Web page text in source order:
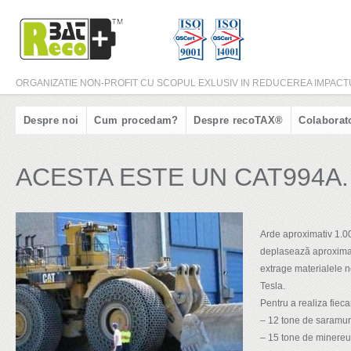
ORGANIZATIE NON-PROFIT CU SCOPUL EXLUSIV IN REDUCEREA
Despre noi Cum procedam? Despre recoTAX®
ACESTA ESTE UN CAT994A.
Arde aproximativ
deplasează
extrage materialele
Tesla.
Pentru a realiza
– 12 tone de
– 15 tone de